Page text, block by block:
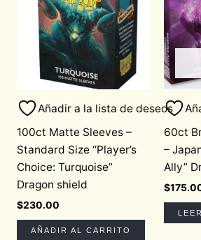
Añadir a la lista de deseos
100ct Matte Sleeves –
Standard Size “Player’s
Choice: Turquoise”
Dragon shield
$230.00
AÑADIR AL CARRITO
60ct
–
Ally”
$